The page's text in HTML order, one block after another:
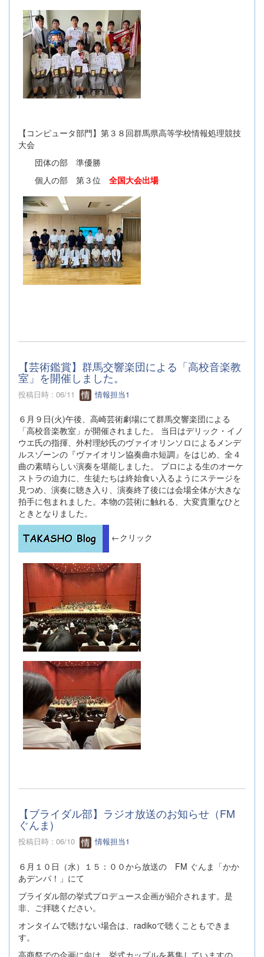
【コンピュータ部門】第３８回群馬県高等学校情報処理競技
大会
団体の部 準優勝
個人の部 第３位 全国大会出場
【芸術鑑賞】群馬交響楽団による「高校音楽教
室」を開催しました。
投稿日時 : 06/11 情報担当1
６月９日(火)午後、高崎芸術劇場にて群馬交響楽団による
「高校音楽教室」が開催されました。 当日はデリック・イノ
ウエ氏の指揮、外村理紗氏のヴァイオリンソロによるメンデ
ルスゾーンの『ヴァイオリン協奏曲ホ短調』をはじめ、全４
曲の素晴らしい演奏を堪能しました。 プロによる生のオーケ
ストラの迫力に、生徒たちは終始食い入るようにステージを
見つめ、演奏に聴き入り、演奏終了後には会場全体が大きな
拍手に包まれました。本物の芸術に触れる、大変貴重なひと
ときとなりました。
←クリック
【ブライダル部】ラジオ放送のお知らせ（FM
ぐんま)
投稿日時 : 06/10 情報担当1
６月１０日（水）１５：００から放送の FM ぐんま「かか
あデンパ！」にて
ブライダル部の挙式プロデュース企画が紹介されます。是
非、ご拝聴ください。
オンタイムで聴けない場合は、radikoで聴くこともできま
す。
高商祭での企画に向け、挙式カップルを募集していますの